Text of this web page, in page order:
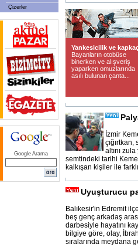
Çizerler
Google Arama
Yankesicilik ve
Bayanların otobüse
binerken ve alışveriş
yaparken omuzlarında
asılı bulunan çanta...
İzmir
altını
semtindeki tarihi
kalkışan kişiler ile
Uyuşturucu
Balıkesir'in Edremit
beş genç arkadaş
darbesiyle hayatını
bilgiye göre, olay,
sıralarında meydana